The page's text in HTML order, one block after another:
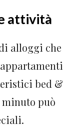
attività
alloggi che
bed &
minuto può